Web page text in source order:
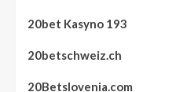
20bet Kasyno 193
20betschweiz.ch
20Betslovenia.com